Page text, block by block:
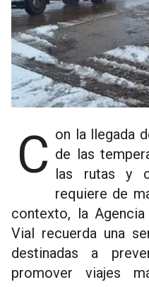
Con la llegada del invierno y el descenso de las
las rutas y
requiere de
contexto, la
Vial recuerda una
destinadas a
promover viajes